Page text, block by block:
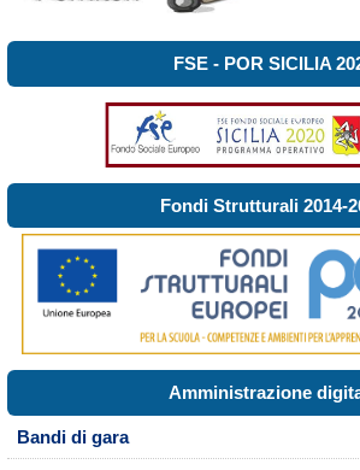
FSE - POR SICILIA
Fondi Strutturali 2014-
Amministrazione
Bandi di gara